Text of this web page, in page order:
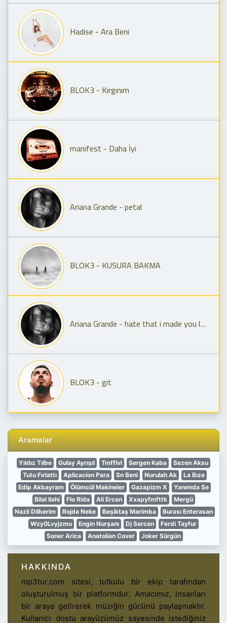
Hadise - Ara Beni
BLOK3 - Kırgınım
manifest - Daha İyi
Ariana Grande - petal
BLOK3 - KUSURA BAKMA
Ariana Grande - hate that i made you love me
BLOK3 - git
Aramalar
Yıldız Tılbe Gulay Ayrışıl Tmfflvl Sergen Kaba
Sezen Aksu
Tutu Fırlattı
Aplicacion Para Sn Beni Nurulah Ak
La Bıze
Edip Akbayram
Ölümcül Makineler Gazapizm X
Yanımda Se
Bilal Ilahi
Flo Rida Ali Ercan Xxapyfmfttk
Mergü
Nazli Dilberim
Rojda Neke Beşiktaş Marimba
Burası Enterasan
Wzy0Lvyjzmu
Engin Nurşanı Dj Sercan
Ferdi Tayfur
Soner Arica
Anatolian Cover Joker Sürgün
HAKKINDA
mp3tur.com sitesi, tutkulu bir ekip tarafından
oluşturulmuş bir platformdur. Amacımız, insanları
bir araya getirerek müziğin gücünü paylaşmaktır.
Kullanıcı dostu arayüzümüz sayesinde istediğiniz